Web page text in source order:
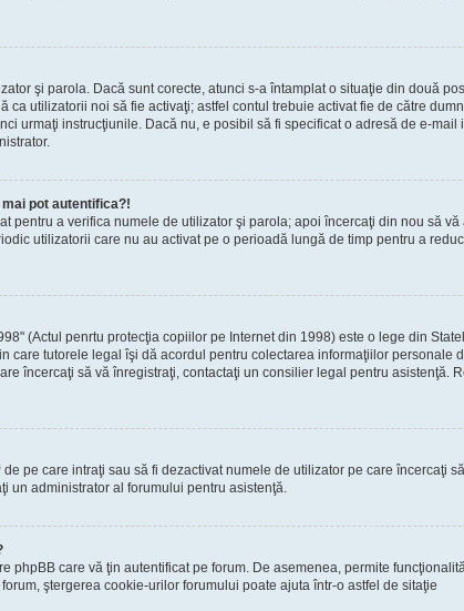
şi parola. Dacă sunt corecte, atunci s-a întamplat o situaţie din două
utilizatorii noi să fie activaţi; astfel contul trebuie activat fie de către
urmaţi instrucţiunile. Dacă nu, e posibil să fi specificat o adresă de e-
pot autentifica?!
pentru a verifica numele de utilizator şi parola; apoi încercaţi din nou să
utilizatorii care nu au activat pe o perioadă lungă de timp pentru a
(Actul penrtu protecţia copiilor pe Internet din 1998) este o lege din
care tutorele legal îşi dă acordul pentru colectarea informaţiilor
încercaţi să vă înregistraţi, contactaţi un consilier legal pentru
pe care intraţi sau să fi dezactivat numele de utilizator pe care
un administrator al forumului pentru asistenţă.
phpBB care vă ţin autentificat pe forum. De asemenea, permite
ştergerea cookie-urilor forumului poate ajuta într-o astfel de sitaţie